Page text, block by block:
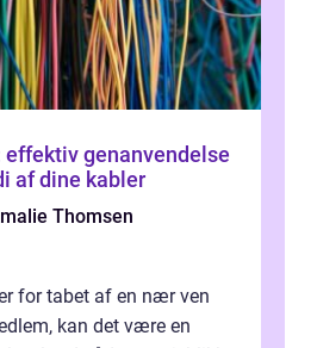
genanvendelse
af dine kabler
Thomsen
for tabet af en nær ven
kan det være en